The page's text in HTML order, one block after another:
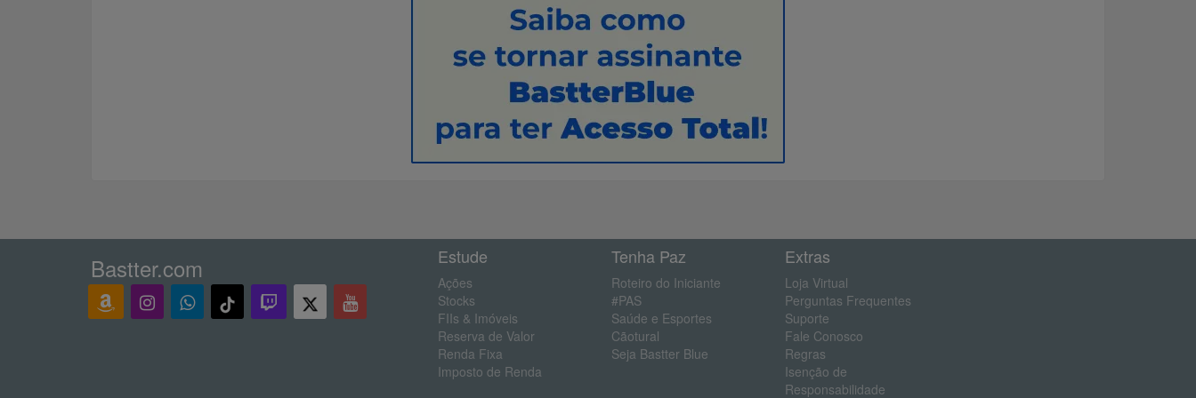
Bastter.com Estude
Ações
Stocks
FIIs & Imóveis
Reserva de Valor
Renda Fixa
Imposto de Renda
Tenha Paz
Roteiro do Iniciante
#PAS
Saúde e Esportes
Cãotural
Seja Bastter Blue
Extras
Loja Virtual
Perguntas Frequentes
Suporte
Fale Conosco
Regras
Isenção de
Responsabilidade